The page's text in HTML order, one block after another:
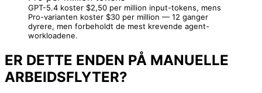
GPT-5.4 koster $2,50 per million input-tokens, mens
Pro-varianten koster $30 per million — 12 ganger
dyrere, men forbeholdt de mest krevende agent-
workloadene.
ER DETTE ENDEN PÅ MANUELLE
ARBEIDSFLYTER?